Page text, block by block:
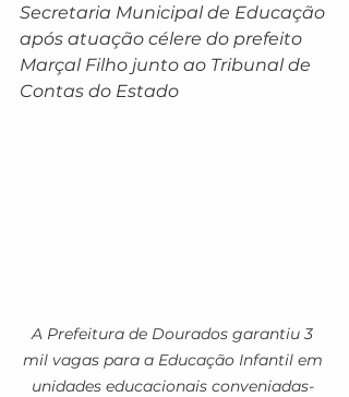
Secretaria Municipal de Educação
após atuação célere do prefeito
Marçal Filho junto ao Tribunal de
Contas do Estado
A Prefeitura de Dourados garantiu 3
mil vagas para a Educação Infantil em
unidades educacionais conveniadas-